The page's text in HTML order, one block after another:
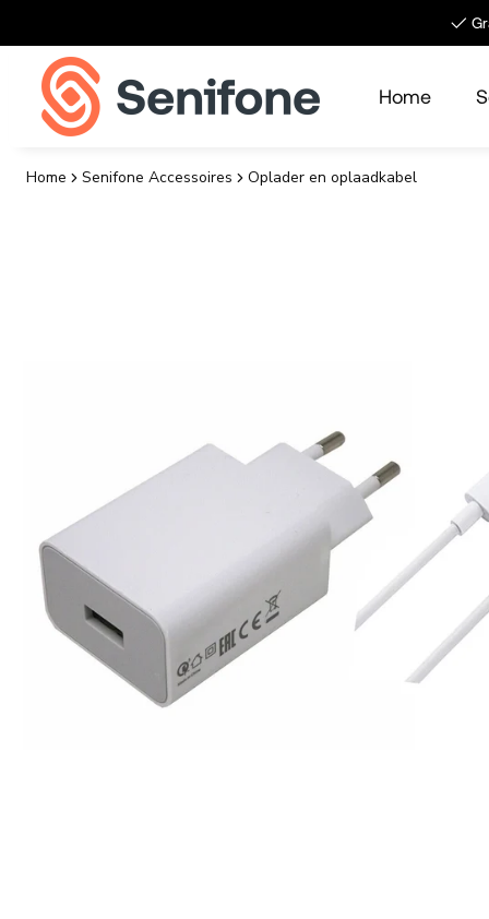
✓
Home
Home Senifone Accessoires Oplader en oplaadkabel